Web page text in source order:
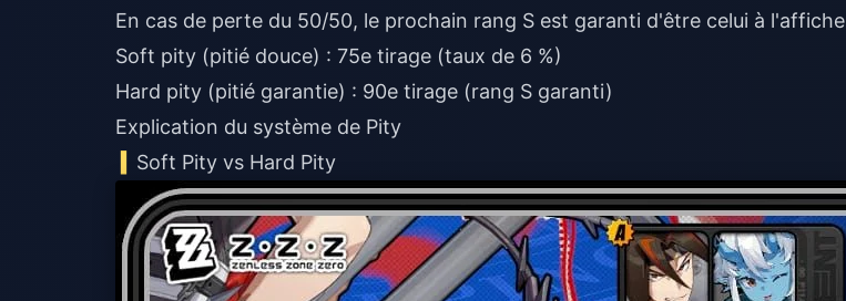
En cas de perte du 50/50, le prochain rang S est garanti d'être celui à l'affiche
Soft pity (pitié douce) : 75e tirage (taux de 6 %)
Hard pity (pitié garantie) : 90e tirage (rang S garanti)
Explication du système de Pity
Soft Pity vs Hard Pity